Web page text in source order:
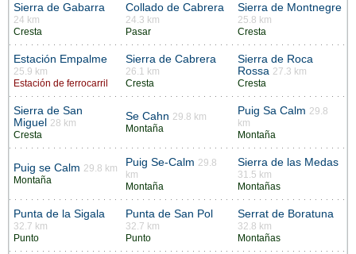
Sierra de Gabarra
24 km
Cresta
Collado de Cabrera
24.3 km
Pasar
Sierra de Montnegre
25.8 km
Cresta
Estación Empalme
25.9 km
Estación de ferrocarril
Sierra de Cabrera
26.1 km
Cresta
Sierra de Roca
Rossa 27.3 km
Cresta
Sierra de San
Miguel
28 km
Cresta
Se Cahn 29.8 km
Montaña
Puig Sa Calm 29.8
km
Montaña
Puig se Calm 29.8 km
Montaña
Puig Se-Calm 29.8
km
Montaña
Sierra de las Medas
31.5 km
Montañas
Punta de la Sigala
32.7 km
Punto
Punta de San Pol
32.7 km
Punto
Serrat de Boratuna
32.8 km
Montañas